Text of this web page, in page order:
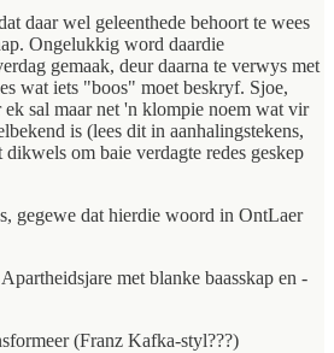
daar wel geleenthede behoort te wees
Ongelukkig word daardie
gemaak, deur daarna te verwys met
wat iets "boos" moet beskryf. Sjoe,
ek sal maar net 'n klompie noem wat vir
is (lees dit in aanhalingstekens,
om baie verdagte redes geskep
gegewe dat hierdie woord in OntLaer
met blanke baasskap en -
(Franz Kafka-styl???)